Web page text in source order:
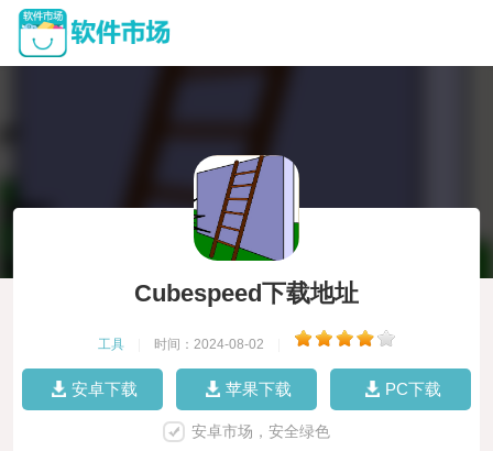
Cubespeed下载地址
工具 时间：2024-08-02
安卓下载 苹果下载 PC下载
安卓市场，安全绿色